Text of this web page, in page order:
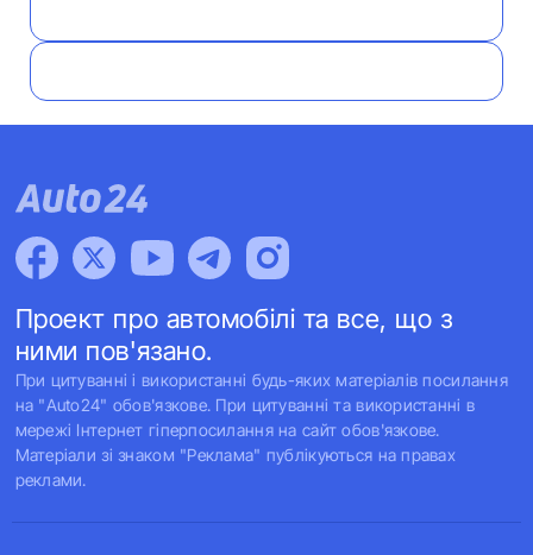
Проект про автомобілі та все, що з
ними пов'язано.
При цитуванні і використанні будь-яких матеріалів посилання
на "Auto24" обов'язкове. При цитуванні та використанні в
мережі Інтернет гіперпосилання на сайт обов'язкове.
Матеріали зі знаком "Реклама" публікуються на правах
реклами.